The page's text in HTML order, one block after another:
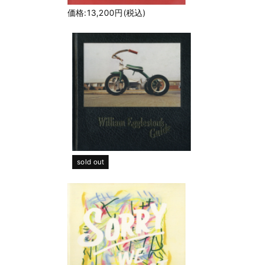
価格:13,200円(税込)
sold out